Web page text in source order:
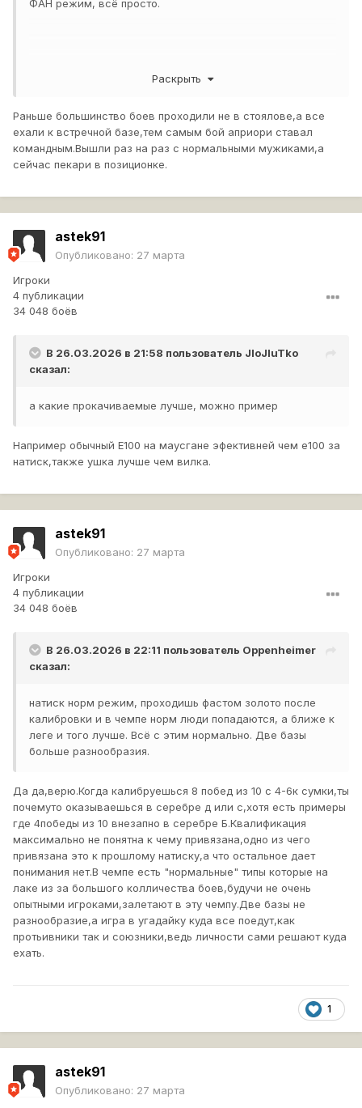
ФАН режим, всё просто.
Раскрыть
Раньше большинство боев проходили не в стоялове,а все
ехали к встречной базе,тем самым бой априори ставал
командным.Вышли раз на раз с нормальными мужиками,а
сейчас пекари в позиционке.
astek91
Опубликовано: 27 марта
Игроки
4 публикации
34 048 боёв
В 26.03.2026 в 21:58 пользователь JloJluTko
сказал:
а какие прокачиваемые лучше, можно пример
Например обычный Е100 на маусгане эфективней чем е100 за
натиск,также ушка лучше чем вилка.
astek91
Опубликовано: 27 марта
Игроки
4 публикации
34 048 боёв
В 26.03.2026 в 22:11 пользователь Oppenheimer
сказал:
натиск норм режим, проходишь фастом золото после
калибровки и в чемпе норм люди попадаются, а ближе к
леге и того лучше. Всё с этим нормально. Две базы
больше разнообразия.
Да да,верю.Когда калибруешься 8 побед из 10 с 4-6к сумки,ты
почемуто оказываешься в серебре д или с,хотя есть примеры
где 4победы из 10 внезапно в серебре Б.Квалификация
максимально не понятна к чему привязана,одно из чего
привязана это к прошлому натиску,а что остальное дает
понимания нет.В чемпе есть "нормальные" типы которые на
лаке из за большого колличества боев,будучи не очень
опытными игроками,залетают в эту чемпу.Две базы не
разнообразие,а игра в угадайку куда все поедут,как
протьивники так и союзники,ведь личности сами решают куда
ехать.
1
astek91
Опубликовано: 27 марта